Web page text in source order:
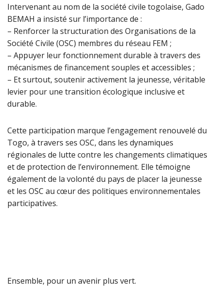
Intervenant au nom de la société civile togolaise, Gado
BEMAH a insisté sur l’importance de :
– Renforcer la structuration des Organisations de la
Société Civile (OSC) membres du réseau FEM ;
– Appuyer leur fonctionnement durable à travers des
mécanismes de financement souples et accessibles ;
– Et surtout, soutenir activement la jeunesse, véritable
levier pour une transition écologique inclusive et
durable.
Cette participation marque l’engagement renouvelé du
Togo, à travers ses OSC, dans les dynamiques
régionales de lutte contre les changements climatiques
et de protection de l’environnement. Elle témoigne
également de la volonté du pays de placer la jeunesse
et les OSC au cœur des politiques environnementales
participatives.
Ensemble, pour un avenir plus vert.